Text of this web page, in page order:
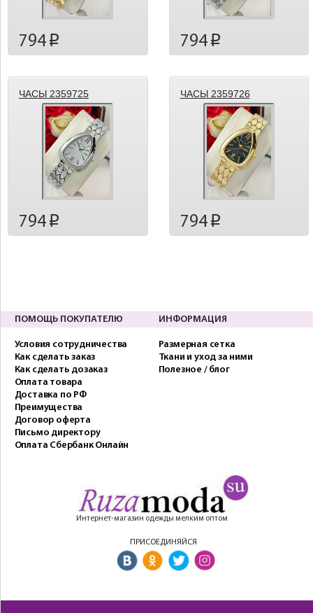
794 p 794p
ЧАСЫ 2359725
794 p
ЧАСЫ 2359726
794p
ПОМОЩЬ ПОКУПАТЕЛЮ
Условия сотрудничества
Как сделать заказ
Как сделать дозаказ
Оплата товара
Доставка по РФ
Преимущества
Договор оферта
Письмо директору
Оплата Сбербанк Онлайн
ИНФОРМАЦИЯ
Размерная сетка
Ткани и уход за ними
Полезное / блог
Интернет-магазин одежды мелким оптом
ПРИСОЕДИНЯЙСЯ